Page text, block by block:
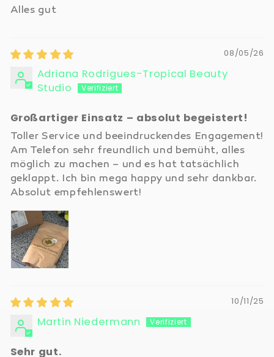
Alles gut
08/05/26
Adriana Rodrigues-Tropical Beauty
Studio
Großartiger Einsatz – absolut begeistert!
Toller Service und beeindruckendes Engagement!
Am Telefon sehr freundlich und bemüht, alles
möglich zu machen – und es hat tatsächlich
geklappt. Ich bin mega happy und sehr dankbar.
Absolut empfehlenswert!
10/11/25
Martin Niedermann
Sehr gut.